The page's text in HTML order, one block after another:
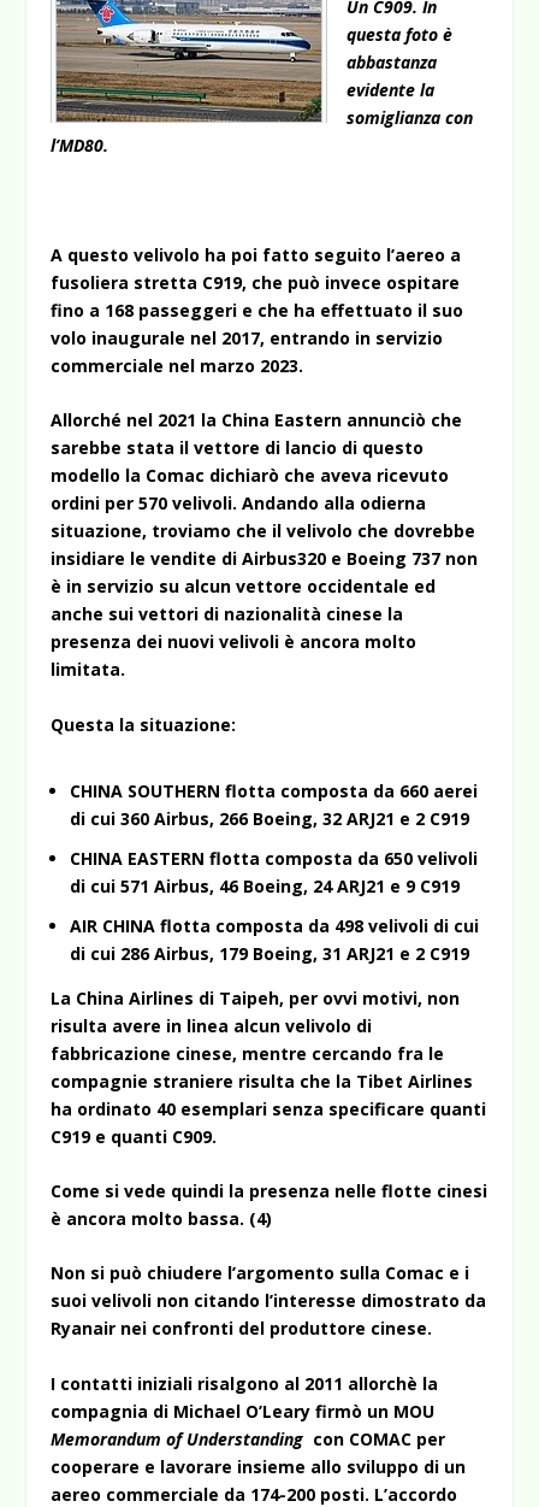
Un C909. In
questa foto è
abbastanza
evidente la
somiglianza con
l’MD80.
A questo velivolo ha poi fatto seguito l’aereo a
fusoliera stretta C919, che può invece ospitare
fino a 168 passeggeri e che ha effettuato il suo
volo inaugurale nel 2017, entrando in servizio
commerciale nel marzo 2023.
Allorché nel 2021 la China Eastern annunciò che
sarebbe stata il vettore di lancio di questo
modello la Comac dichiarò che aveva ricevuto
ordini per 570 velivoli. Andando alla odierna
situazione, troviamo che il velivolo che dovrebbe
insidiare le vendite di Airbus320 e Boeing 737 non
è in servizio su alcun vettore occidentale ed
anche sui vettori di nazionalità cinese la
presenza dei nuovi velivoli è ancora molto
limitata.
Questa la situazione:
CHINA SOUTHERN flotta composta da 660 aerei
di cui 360 Airbus, 266 Boeing, 32 ARJ21 e 2 C919
CHINA EASTERN flotta composta da 650 velivoli
di cui 571 Airbus, 46 Boeing, 24 ARJ21 e 9 C919
AIR CHINA flotta composta da 498 velivoli di cui
di cui 286 Airbus, 179 Boeing, 31 ARJ21 e 2 C919
La China Airlines di Taipeh, per ovvi motivi, non
risulta avere in linea alcun velivolo di
fabbricazione cinese, mentre cercando fra le
compagnie straniere risulta che la Tibet Airlines
ha ordinato 40 esemplari senza specificare quanti
C919 e quanti C909.
Come si vede quindi la presenza nelle flotte cinesi
è ancora molto bassa. (4)
Non si può chiudere l’argomento sulla Comac e i
suoi velivoli non citando l’interesse dimostrato da
Ryanair nei confronti del produttore cinese.
I contatti iniziali risalgono al 2011 allorchè la
compagnia di Michael O’Leary firmò un MOU
Memorandum of Understanding con COMAC per
cooperare e lavorare insieme allo sviluppo di un
aereo commerciale da 174-200 posti. L’accordo